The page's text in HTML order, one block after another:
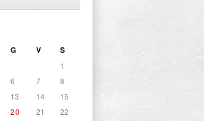
G V S
1
6 7
8
13 14
15
20 21
22